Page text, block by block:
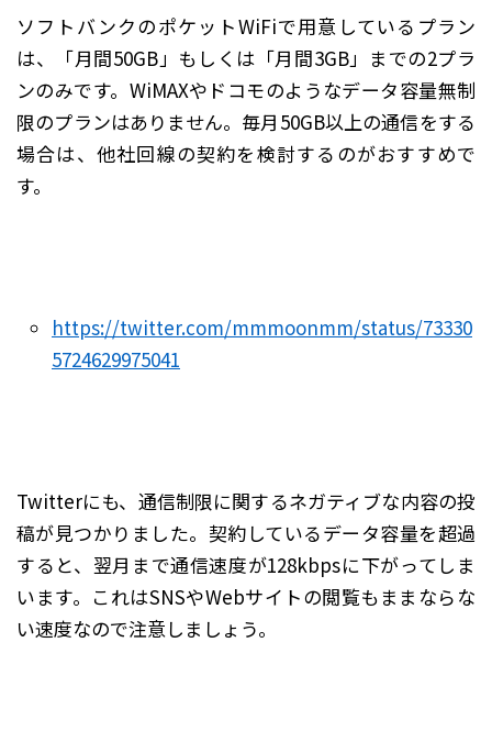
ソフトバンクのポケットWiFiで用意しているプラン
は、「月間50GB」もしくは「月間3GB」までの2プラ
ンのみです。WiMAXやドコモのようなデータ容量無制
限のプランはありません。毎月50GB以上の通信をする
場合は、他社回線の契約を検討するのがおすすめで
す。
https://twitter.com/mmmoonmm/status/73330
5724629975041
Twitterにも、通信制限に関するネガティブな内容の投
稿が見つかりました。契約しているデータ容量を超過
すると、翌月まで通信速度が128kbpsに下がってしま
います。これはSNSやWebサイトの閲覧もままならな
い速度なので注意しましょう。